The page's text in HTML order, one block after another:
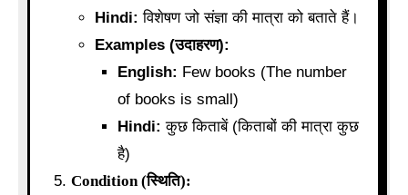
Hindi: विशेषण जो संज्ञा की मात्रा को बताते हैं।
Examples (उदाहरण):
English: Few books (The number
of books is small)
Hindi: कुछ किताबें (किताबों की मात्रा कुछ
है)
Condition (स्थिति):